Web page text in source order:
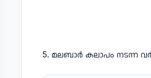
5. മലബാർ കലാപം നടന്ന